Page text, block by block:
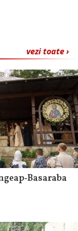
vezi toate ›